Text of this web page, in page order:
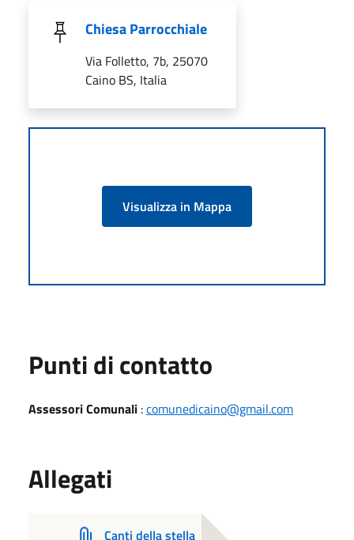
Chiesa Parrocchiale
Via Folletto, 7b, 25070
Caino BS, Italia
Visualizza in Mappa
Punti di contatto
Assessori Comunali :comunedicaino@gmail.com
Allegati
Canti della stella